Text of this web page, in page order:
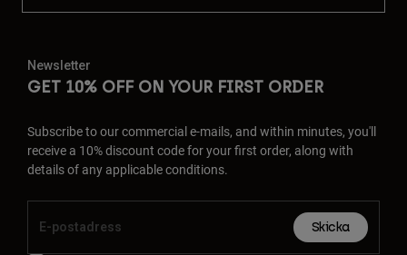
Newsletter
GET 10% OFF ON YOUR FIRST ORDER
Subscribe to our commercial e-mails, and within minutes, you'll
receive a 10% discount code for your first order, along with
details of any applicable conditions.
Skicka